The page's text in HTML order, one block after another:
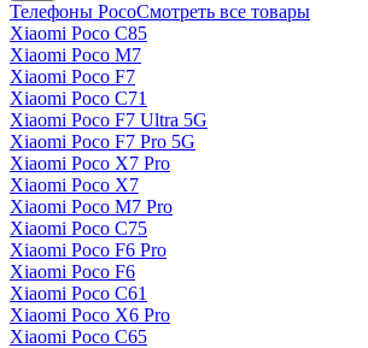
Телефоны PocoСмотреть все товары
Xiaomi Poco C85
Xiaomi Poco M7
Xiaomi Poco F7
Xiaomi Poco C71
Xiaomi Poco F7 Ultra 5G
Xiaomi Poco F7 Pro 5G
Xiaomi Poco X7 Pro
Xiaomi Poco X7
Xiaomi Poco M7 Pro
Xiaomi Poco C75
Xiaomi Poco F6 Pro
Xiaomi Poco F6
Xiaomi Poco C61
Xiaomi Poco X6 Pro
Xiaomi Poco C65